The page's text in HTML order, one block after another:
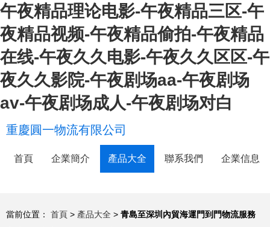
午夜精品理论电影-午夜精品三区-午
夜精品视频-午夜精品偷拍-午夜精品
在线-午夜久久电影-午夜久久区区-午
夜久久影院-午夜剧场aa-午夜剧场
av-午夜剧场成人-午夜剧场对白
重慶圓一物流有限公司
首頁 企業簡介 產品大全 聯系我們 企業信息
當前位置： 首頁 > 產品大全 > 青島至深圳內貿海運門到門物流服務